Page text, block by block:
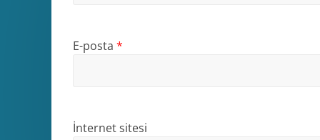
E-posta *
İnternet sitesi